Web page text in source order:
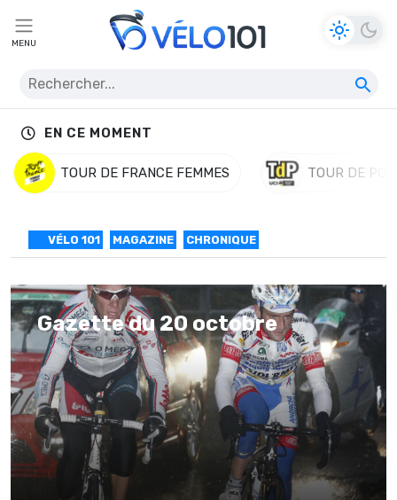
MENU
EN CE MOMENT
TOUR DE FRANCE FEMMES TOUR DE
VÉLO 101 MAGAZINE CHRONIQUE
Gazette du 20 octobre